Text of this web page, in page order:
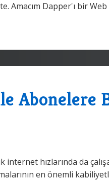
Dapper'ı bir Web
Abonelere
internet hızlarında da
en önemli